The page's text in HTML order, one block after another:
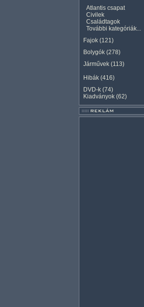
Atlantis csapat
Civilek
Családtagok
További kategóriák...
Fajok (121)
Bolygók (278)
Járművek (113)
Hibák (416)
DVD-k (74)
Kiadványok (62)